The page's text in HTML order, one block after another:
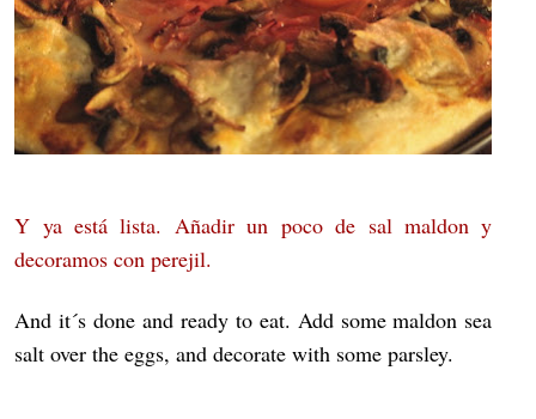
Y ya está lista. Añadir un poco de sal maldon y
decoramos con perejil.
And it´s done and ready to eat. Add some maldon sea
salt over the eggs, and decorate with some parsley.